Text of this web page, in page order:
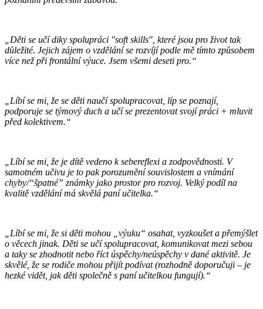
„Děti se učí diky spolupráci "soft skills", které jsou pro život tak
důležité. Jejich zájem o vzdělání se rozvíjí podle mě tímto způsobem
více než při frontální výuce. Jsem všemi deseti pro.“
„Líbí se mi, že se děti naučí spolupracovat, líp se poznají,
podporuje se týmový duch a učí se prezentovat svojí práci + mluvit
před kolektivem.“
„Líbí se mi, že je dítě vedeno k sebereflexi a zodpovědnosti. V
samotném učivu je to pak porozumění souvislostem a vnímání
chyby/“špatné” známky jako prostor pro rozvoj. Velký podíl na
kvalitě vzdělání má skvělá paní učitelka.“
„Líbí se mi, že si děti mohou „výuku“ osahat, vyzkoušet a přemýšlet
o věcech jinak. Děti se učí spolupracovat, komunikovat mezi sebou
a taky se zhodnotit nebo říct úspěchy/neúspěchy v dané aktivitě. Je
skvělé, že se rodiče mohou přijít podívat (rozhodně doporučuji – je
hezké vidět, jak děti společně s paní učitelkou fungují).“